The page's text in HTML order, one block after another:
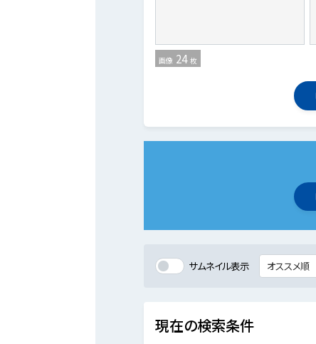
画像 24 枚
サムネイル表示
現在の検索条件